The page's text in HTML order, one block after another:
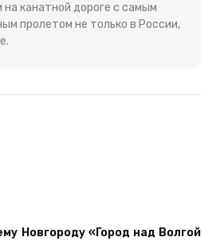
на канатной дороге с самым
пролетом не только в России,
Новгороду «Город над Волгой